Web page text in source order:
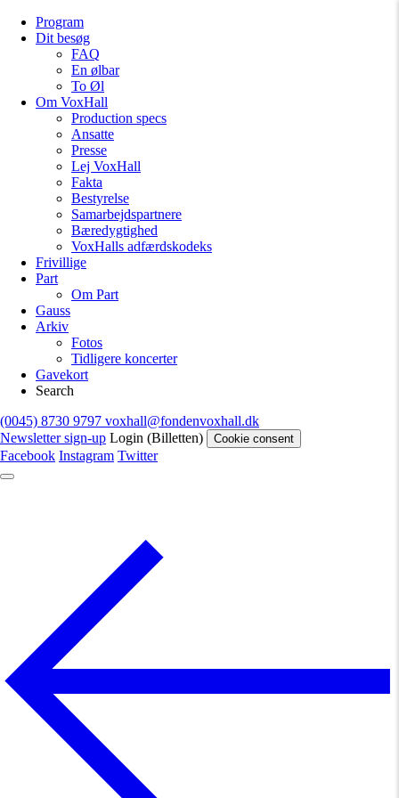
Program
Dit besøg
FAQ
En ølbar
To Øl
Om VoxHall
Production specs
Ansatte
Presse
Lej VoxHall
Fakta
Bestyrelse
Samarbejdspartnere
Bæredygtighed
VoxHalls adfærdskodeks
Frivillige
Part
Om Part
Gauss
Arkiv
Fotos
Tidligere koncerter
Gavekort
Search
(0045) 8730 9797 voxhall@fondenvoxhall.dk
Newsletter sign-up Login (Billetten) Cookie consent
Facebook Instagram Twitter